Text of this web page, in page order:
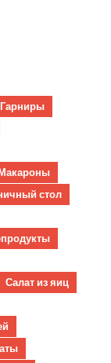
Гарниры
стол
Салат из яиц